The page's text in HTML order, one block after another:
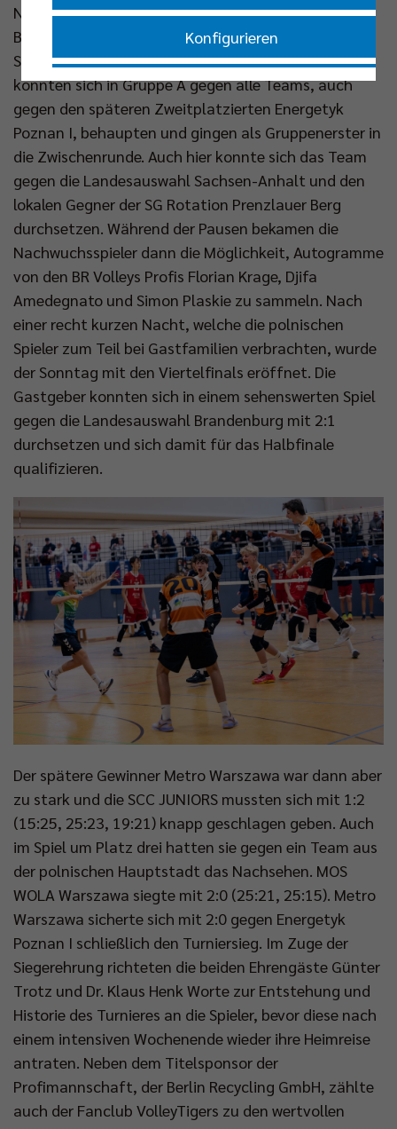
Nachdem am Freitag bereits einige Mannschaften in
Berlin empfangen wurden, startete das Turnier am
Samstag mit den Gruppenspielen. Die SCC JUNIORS
konnten sich in Gruppe A gegen alle Teams, auch
gegen den späteren Zweitplatzierten Energetyk
Poznan I, behaupten und gingen als Gruppenerster in
die Zwischenrunde. Auch hier konnte sich das Team
gegen die Landesauswahl Sachsen-Anhalt und den
lokalen Gegner der SG Rotation Prenzlauer Berg
durchsetzen. Während der Pausen bekamen die
Nachwuchsspieler dann die Möglichkeit, Autogramme
von den BR Volleys Profis Florian Krage, Djifa
Amedegnato und Simon Plaskie zu sammeln. Nach
einer recht kurzen Nacht, welche die polnischen
Spieler zum Teil bei Gastfamilien verbrachten, wurde
der Sonntag mit den Viertelfinals eröffnet. Die
Gastgeber konnten sich in einem sehenswerten Spiel
gegen die Landesauswahl Brandenburg mit 2:1
durchsetzen und sich damit für das Halbfinale
qualifizieren.
Der spätere Gewinner Metro Warszawa war dann aber
zu stark und die SCC JUNIORS mussten sich mit 1:2
(15:25, 25:23, 19:21) knapp geschlagen geben. Auch
im Spiel um Platz drei hatten sie gegen ein Team aus
der polnischen Hauptstadt das Nachsehen. MOS
WOLA Warszawa siegte mit 2:0 (25:21, 25:15). Metro
Warszawa sicherte sich mit 2:0 gegen Energetyk
Poznan I schließlich den Turniersieg. Im Zuge der
Siegerehrung richteten die beiden Ehrengäste Günter
Trotz und Dr. Klaus Henk Worte zur Entstehung und
Historie des Turnieres an die Spieler, bevor diese nach
einem intensiven Wochenende wieder ihre Heimreise
antraten. Neben dem Titelsponsor der
Profimannschaft, der Berlin Recycling GmbH, zählte
auch der Fanclub VolleyTigers zu den wertvollen
Konfigurieren
Nur essenzielle Cookies akzeptieren
Impressum|Datenschutzerklärung